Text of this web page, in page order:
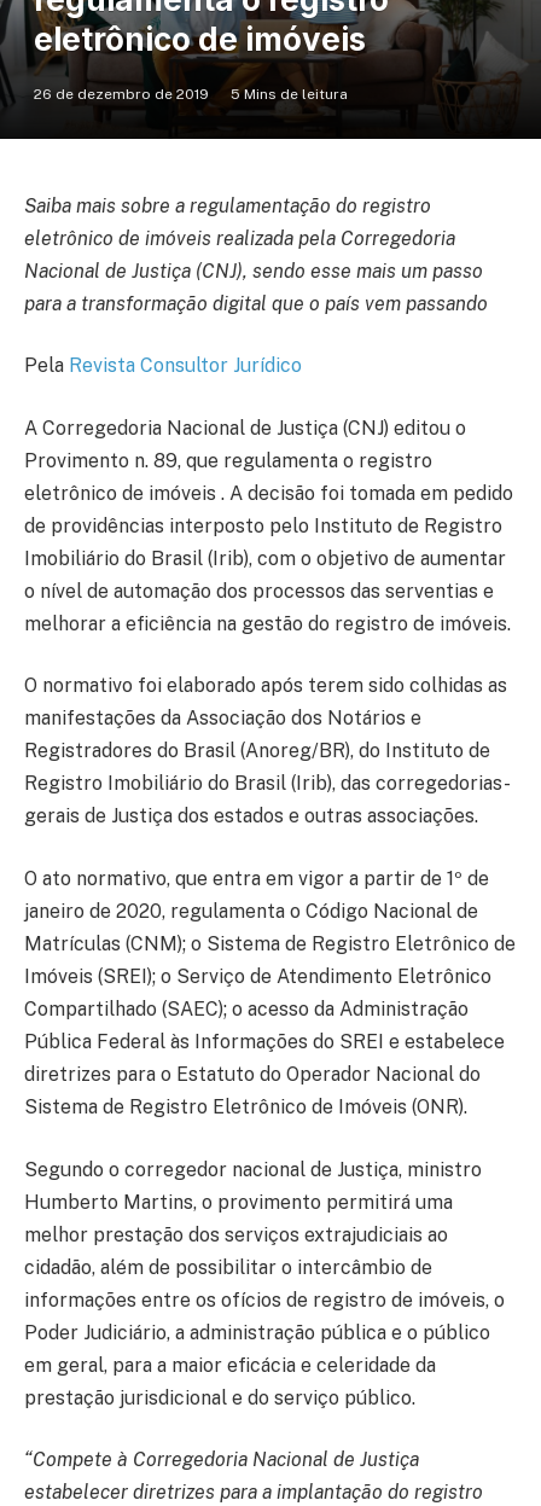
eletrônico de imóveis
26 de dezembro de 2019 5 Mins de leitura
Saiba mais sobre a regulamentação do registro
eletrônico de imóveis realizada pela Corregedoria
Nacional de Justiça (CNJ), sendo esse mais um passo
para a transformação digital que o país vem passando
Pela Revista Consultor Jurídico
A Corregedoria Nacional de Justiça (CNJ) editou o
Provimento n. 89, que regulamenta o registro
eletrônico de imóveis . A decisão foi tomada em pedido
de providências interposto pelo Instituto de Registro
Imobiliário do Brasil (Irib), com o objetivo de aumentar
o nível de automação dos processos das serventias e
melhorar a eficiência na gestão do registro de imóveis.
O normativo foi elaborado após terem sido colhidas as
manifestações da Associação dos Notários e
Registradores do Brasil (Anoreg/BR), do Instituto de
Registro Imobiliário do Brasil (Irib), das corregedorias-
gerais de Justiça dos estados e outras associações.
O ato normativo, que entra em vigor a partir de 1º de
janeiro de 2020, regulamenta o Código Nacional de
Matrículas (CNM); o Sistema de Registro Eletrônico de
Imóveis (SREI); o Serviço de Atendimento Eletrônico
Compartilhado (SAEC); o acesso da Administração
Pública Federal às Informações do SREI e estabelece
diretrizes para o Estatuto do Operador Nacional do
Sistema de Registro Eletrônico de Imóveis (ONR).
Segundo o corregedor nacional de Justiça, ministro
Humberto Martins, o provimento permitirá uma
melhor prestação dos serviços extrajudiciais ao
cidadão, além de possibilitar o intercâmbio de
informações entre os ofícios de registro de imóveis, o
Poder Judiciário, a administração pública e o público
em geral, para a maior eficácia e celeridade da
prestação jurisdicional e do serviço público.
“Compete à Corregedoria Nacional de Justiça
estabelecer diretrizes para a implantação do registro